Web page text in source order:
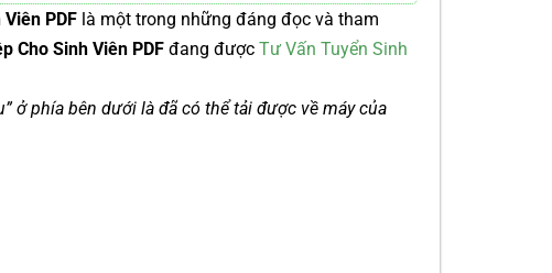
PDF là một trong những đáng đọc và tham
Cho Sinh Viên PDF đang được Tư Vấn Tuyển Sinh
ở phía bên dưới là đã có thể tải được về máy của